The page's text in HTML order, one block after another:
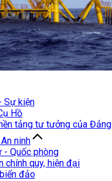
Sự kiện
Hồ
tảng tư tưởng của Đảng
ninh
- Quốc phòng
chính quy, hiện đại
đảo